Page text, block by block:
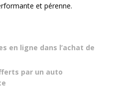
et pérenne.
en ligne dans l’achat de
par un auto